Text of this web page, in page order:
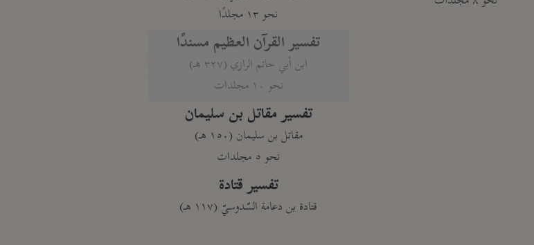
نحو ١٣ مجلدًا
تفسير القرآن العظيم مسندًا
ابن أبي حاتم الرازي (٣٢٧ هـ)
نحو ١٠ مجلدات
تفسير مقاتل بن سليمان
مقاتل بن سليمان (١٥٠ هـ)
نحو ٥ مجلدات
تفسير قتادة
قتادة بن دعامة السّدوسيّ (١١٧ هـ)